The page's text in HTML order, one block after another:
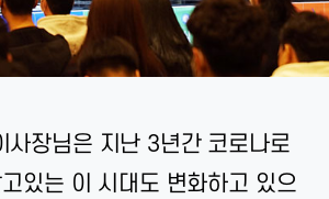
사장님은 지난 3년간 코로나로
있는 이 시대도 변화하고 있으